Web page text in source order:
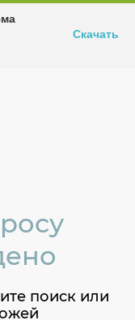
1
поиск или
Скачать